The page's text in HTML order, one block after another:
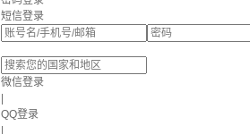
短信登录
微信登录
QQ登录